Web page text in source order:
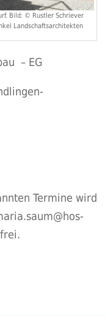
Bild: © Rustler Schriever
Landschaftsarchitekten
– EG
Termine wird